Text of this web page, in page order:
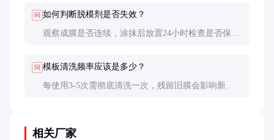
问 如何判断脱模剂是否失效？
观察成膜是否连续，涂抹后放置24小时检查是否保持
问 模板清洗频率应该是多少？
每使用3-5次需彻底清洗一次，残留旧膜会影响新膜
相关厂家